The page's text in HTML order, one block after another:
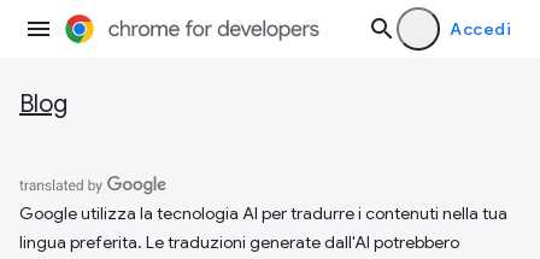
Accedi
Blog
Google utilizza la tecnologia AI per tradurre i contenuti nella tua
lingua preferita. Le traduzioni generate dall'AI potrebbero